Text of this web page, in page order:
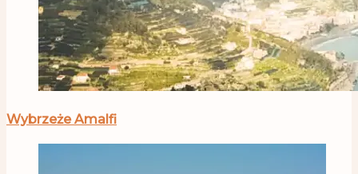
Wybrzeże Amalfi